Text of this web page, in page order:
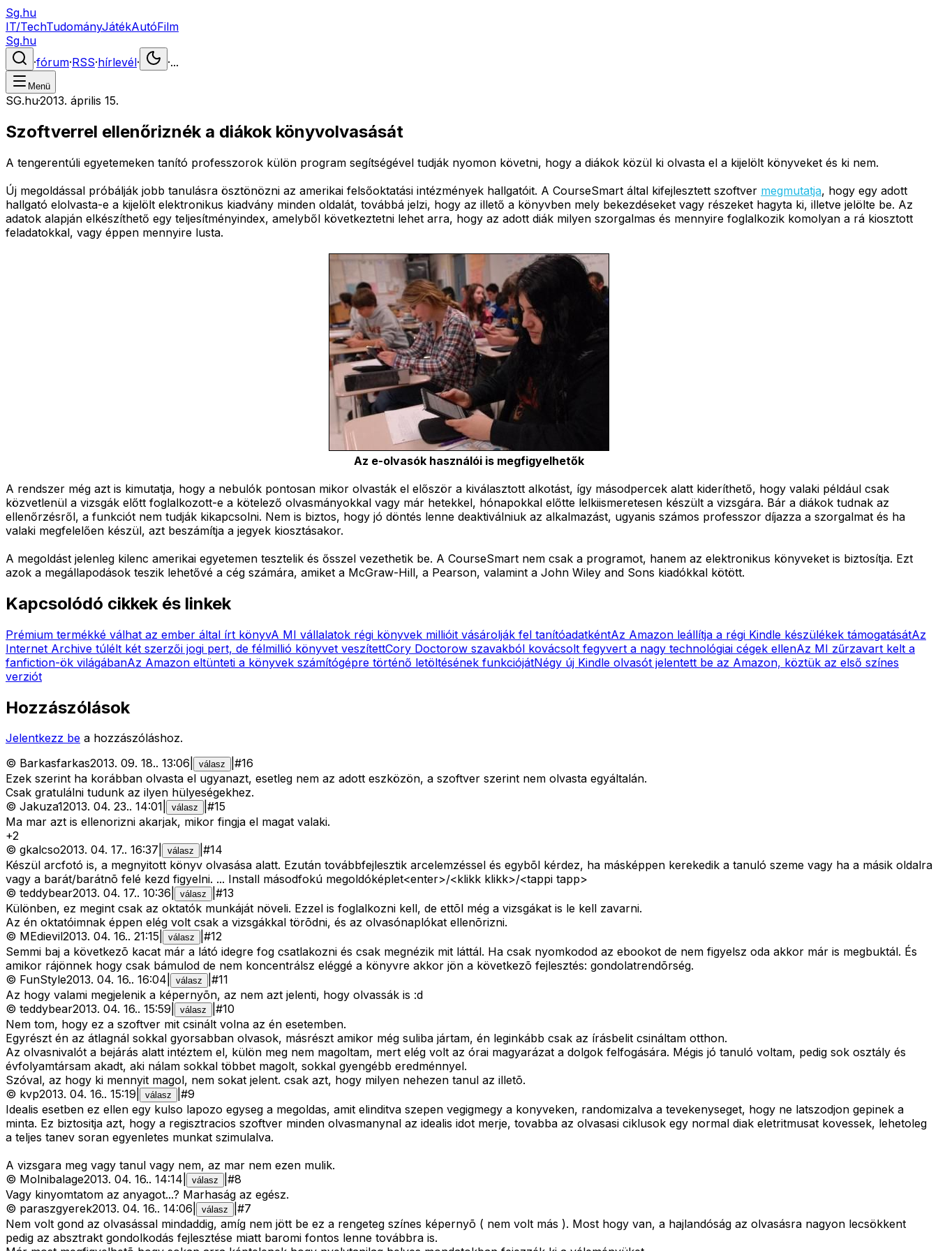
Sg.hu
IT/TechTudományJátékAutóFilm
Sg.hu
·fórum·RSS·hírlevél· ·...
Menü
SG.hu·2013. április 15.
Szoftverrel ellenőriznék a diákok könyvolvasását
A tengerentúli egyetemeken tanító professzorok külön program segítségével tudják nyomon követni, hogy a diákok közül ki olvasta el a kijelölt könyveket és ki nem.
Új megoldással próbálják jobb tanulásra ösztönözni az amerikai felsőoktatási intézmények hallgatóit. A CourseSmart által kifejlesztett szoftver megmutatja, hogy egy adott
hallgató elolvasta-e a kijelölt elektronikus kiadvány minden oldalát, továbbá jelzi, hogy az illető a könyvben mely bekezdéseket vagy részeket hagyta ki, illetve jelölte be. Az
adatok alapján elkészíthető egy teljesítményindex, amelyből következtetni lehet arra, hogy az adott diák milyen szorgalmas és mennyire foglalkozik komolyan a rá kiosztott
feladatokkal, vagy éppen mennyire lusta.
Az e-olvasók használói is megfigyelhetők
A rendszer még azt is kimutatja, hogy a nebulók pontosan mikor olvasták el először a kiválasztott alkotást, így másodpercek alatt kideríthető, hogy valaki például csak
közvetlenül a vizsgák előtt foglalkozott-e a kötelező olvasmányokkal vagy már hetekkel, hónapokkal előtte lelkiismeretesen készült a vizsgára. Bár a diákok tudnak az
ellenőrzésről, a funkciót nem tudják kikapcsolni. Nem is biztos, hogy jó döntés lenne deaktiválniuk az alkalmazást, ugyanis számos professzor díjazza a szorgalmat és ha
valaki megfelelően készül, azt beszámítja a jegyek kiosztásakor.
A megoldást jelenleg kilenc amerikai egyetemen tesztelik és ősszel vezethetik be. A CourseSmart nem csak a programot, hanem az elektronikus könyveket is biztosítja. Ezt
azok a megállapodások teszik lehetővé a cég számára, amiket a McGraw-Hill, a Pearson, valamint a John Wiley and Sons kiadókkal kötött.
Kapcsolódó cikkek és linkek
Prémium termékké válhat az ember által írt könyvA MI vállalatok régi könyvek millióit vásárolják fel tanítóadatkéntAz Amazon leállítja a régi Kindle készülékek támogatásátAz
Internet Archive túlélt két szerzői jogi pert, de félmillió könyvet veszítettCory Doctorow szavakból kovácsolt fegyvert a nagy technológiai cégek ellenAz MI zűrzavart kelt a
fanfiction-ök világábanAz Amazon eltünteti a könyvek számítógépre történő letöltésének funkciójátNégy új Kindle olvasót jelentett be az Amazon, köztük az első színes
verziót
Hozzászólások
Jelentkezz be a hozzászóláshoz.
© Barkasfarkas2013. 09. 18.. 13:06 válasz #16
Ezek szerint ha korábban olvasta el ugyanazt, esetleg nem az adott eszközön, a szoftver szerint nem olvasta egyáltalán.
Csak gratulálni tudunk az ilyen hülyeségekhez.
© Jakuza12013. 04. 23.. 14:01 válasz #15
Ma mar azt is ellenorizni akarjak, mikor fingja el magat valaki.
+2
© gkalcso2013. 04. 17.. 16:37 válasz #14
Készül arcfotó is, a megnyitott könyv olvasása alatt. Ezután továbbfejlesztik arcelemzéssel és egybõl kérdez, ha másképpen kerekedik a tanuló szeme vagy ha a másik oldalra
vagy a barát/barátnõ felé kezd figyelni. ... Install másodfokú megoldóképlet<enter>/<klikk klikk>/<tappi tapp>
© teddybear2013. 04. 17.. 10:36 válasz #13
Különben, ez megint csak az oktatók munkáját növeli. Ezzel is foglalkozni kell, de ettõl még a vizsgákat is le kell zavarni.
Az én oktatóimnak éppen elég volt csak a vizsgákkal törõdni, és az olvasónaplókat ellenõrizni.
© MEdievil2013. 04. 16.. 21:15 válasz #12
Semmi baj a következõ kacat már a látó idegre fog csatlakozni és csak megnézik mit láttál. Ha csak nyomkodod az ebookot de nem figyelsz oda akkor már is megbuktál. És
amikor rájönnek hogy csak bámulod de nem koncentrálsz eléggé a könyvre akkor jön a következõ fejlesztés: gondolatrendõrség.
© FunStyle2013. 04. 16.. 16:04 válasz #11
Az hogy valami megjelenik a képernyõn, az nem azt jelenti, hogy olvassák is :d
© teddybear2013. 04. 16.. 15:59 válasz #10
Nem tom, hogy ez a szoftver mit csinált volna az én esetemben.
Egyrészt én az átlagnál sokkal gyorsabban olvasok, másrészt amikor még suliba jártam, én leginkább csak az írásbelit csináltam otthon.
Az olvasnivalót a bejárás alatt intéztem el, külön meg nem magoltam, mert elég volt az órai magyarázat a dolgok felfogására. Mégis jó tanuló voltam, pedig sok osztály és
évfolyamtársam akadt, aki nálam sokkal többet magolt, sokkal gyengébb eredménnyel.
Szóval, az hogy ki mennyit magol, nem sokat jelent. csak azt, hogy milyen nehezen tanul az illetõ.
© kvp2013. 04. 16.. 15:19 válasz #9
Idealis esetben ez ellen egy kulso lapozo egyseg a megoldas, amit elinditva szepen vegigmegy a konyveken, randomizalva a tevekenyseget, hogy ne latszodjon gepinek a
minta. Ez biztositja azt, hogy a regisztracios szoftver minden olvasmanynal az idealis idot merje, tovabba az olvasasi ciklusok egy normal diak eletritmusat kovessek, lehetoleg
a teljes tanev soran egyenletes munkat szimulalva.
A vizsgara meg vagy tanul vagy nem, az mar nem ezen mulik.
© Molnibalage2013. 04. 16.. 14:14 válasz #8
Vagy kinyomtatom az anyagot...? Marhaság az egész.
© paraszgyerek2013. 04. 16.. 14:06 válasz #7
Nem volt gond az olvasással mindaddig, amíg nem jött be ez a rengeteg színes képernyõ ( nem volt más ). Most hogy van, a hajlandóság az olvasásra nagyon lecsökkent
pedig az absztrakt gondolkodás fejlesztése miatt baromi fontos lenne továbbra is.